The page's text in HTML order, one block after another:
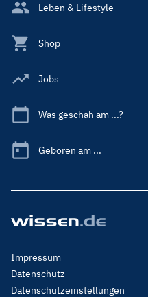
Leben & Lifestyle
Shop
Jobs
Was geschah am ...?
Geboren am ...
Footer
Menu
Legal
Impressum
Datenschutz
Datenschutzeinstellungen